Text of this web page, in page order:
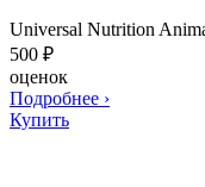
Universal Nutrition
500 ₽
оценок
Подробнее ›
Купить